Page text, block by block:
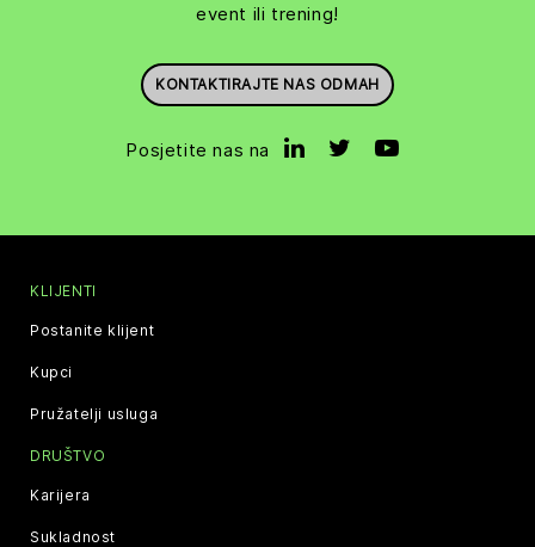
event ili trening!
KONTAKTIRAJTE NAS ODMAH
Posjetite nas na
KLIJENTI
Postanite klijent
Kupci
Pružatelji usluga
DRUŠTVO
Karijera
Sukladnost